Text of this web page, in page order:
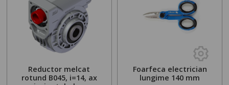
Reductor melcat
rotund B045, i=14, ax
Foarfeca electrician
lungime 140 mm